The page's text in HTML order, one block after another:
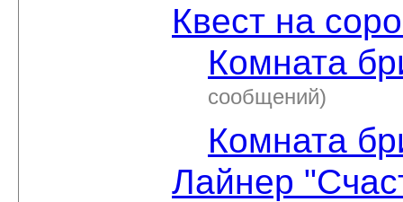
Квест на
Комната
сообщений)
Комната
Лайнер